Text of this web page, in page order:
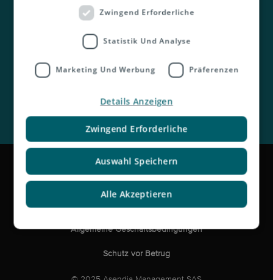
Kontakt
Impressum
Rechtliche Hinweise und Haftungsausschluss
Allgemeine Geschäftsbedingungen
Schutz vor Betrug
Zwingend Erforderliche
Statistik Und Analyse
Marketing Und Werbung Präferenzen
Auswahl Speichern
Alle Akzeptieren
Zwingend Erforderliche
Details Anzeigen